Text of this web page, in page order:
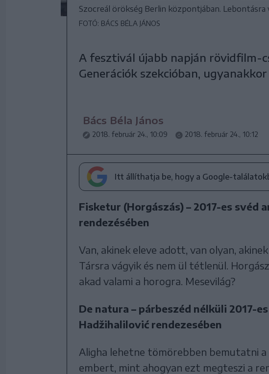
Szocreál örökség Berlin központjában. Lebontásra
FOTÓ: BÁCS BÉLA JÁNOS
A fesztivál újabb napján rövidfilm-
Generációk szekcióban,
Bács Béla János
2018. február 24., 10:09 2018. február 24., 10:12
Itt állíthatja be, hogy a Google-
Fisketur (Horgászás) – 2017-es svéd
rendezésében
Van, akinek eleve adott, van olyan,
Társra vágyik és nem ül tétlenül.
akad valami a horogra. Mesevilág?
De natura – párbeszéd nélküli 2017-
Hadžihalilović rendezesében
Aligha lehetne tömörebben bemutatni
embert, mint ahogyan ezt megteszi a